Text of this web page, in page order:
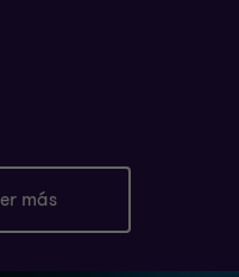
en la preparación
de impuestos
más